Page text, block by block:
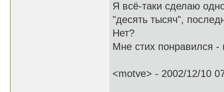
Я всё-таки сделаю
"десять тысяч",
Нет?
Мне стих понравился -
<motve> - 2002/12/10